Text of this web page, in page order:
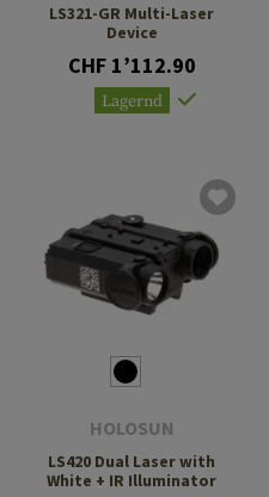
LS321-GR Multi-Laser
Device
CHF 1’112.90
Lagernd
HOLOSUN
LS420 Dual Laser with
White + IR Illuminator